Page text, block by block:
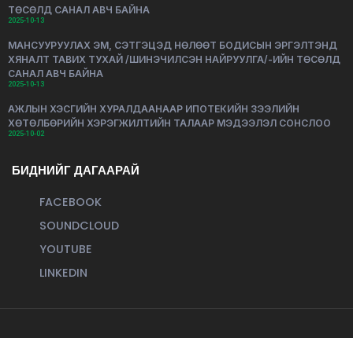
ТӨСӨЛД САНАЛ АВЧ БАЙНА
2025-10-13
МАНСУУРУУЛАХ ЭМ, СЭТГЭЦЭД НӨЛӨӨТ БОДИСЫН ЭРГЭЛТЭНД
ХЯНАЛТ ТАВИХ ТУХАЙ /ШИНЭЧИЛСЭН НАЙРУУЛГА/-ИЙН ТӨСӨЛД
САНАЛ АВЧ БАЙНА
2025-10-13
АЖЛЫН ХЭСГИЙН ХУРАЛДААНААР ИПОТЕКИЙН ЗЭЭЛИЙН
ХӨТӨЛБӨРИЙН ХЭРЭГЖИЛТИЙН ТАЛААР МЭДЭЭЛЭЛ СОНСЛОО
2025-10-02
БИДНИЙГ ДАГААРАЙ
FACEBOOK
SOUNDCLOUD
YOUTUBE
LINKEDIN